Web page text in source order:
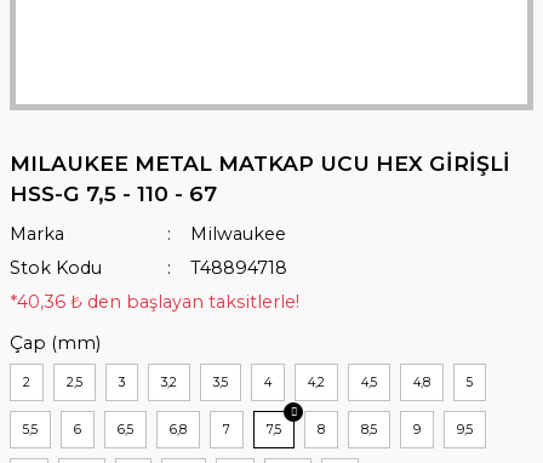
MILAUKEE METAL MATKAP UCU HEX GİRİŞLİ
HSS-G 7,5 - 110 - 67
Marka
Milwaukee
Stok Kodu
T48894718
*40,36 ₺ den başlayan taksitlerle!
Çap (mm)
2 2,5 3 3,2 3,5 4 4,2 4,5 4,8 5
5,5 6 6,5 6,8 7 7,5 8 8,5 9 9,5